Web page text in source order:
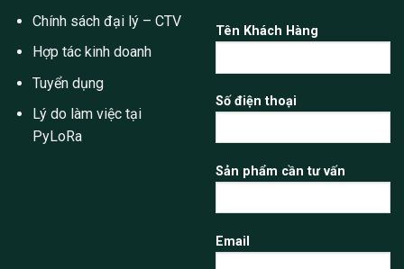
Chính sách đại lý – CTV
Hợp tác kinh doanh
Tuyển dụng
Lý do làm việc tại
PyLoRa
Tên Khách Hàng
Số điện thoại
Sản phẩm cần tư vấn
Email